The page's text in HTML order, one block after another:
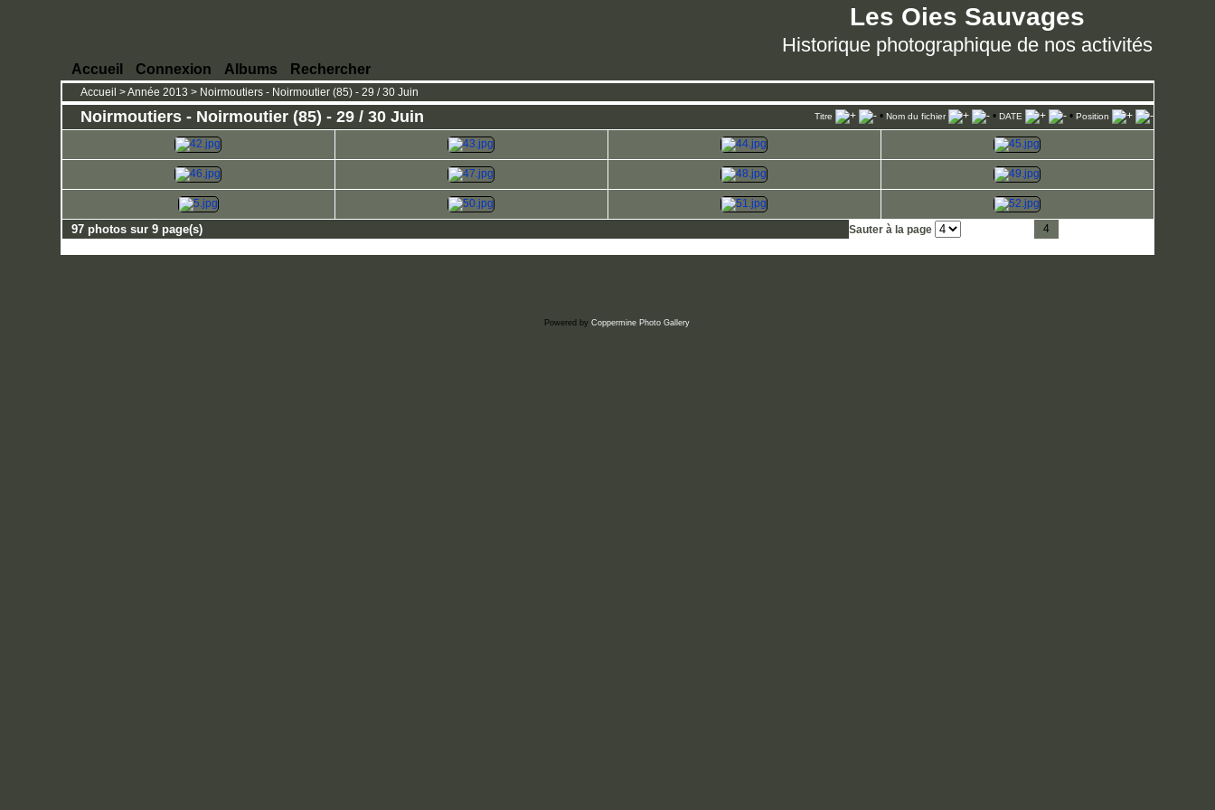
Les Oies Sauvages
Historique photographique de nos activités
Accueil Connexion Albums Rechercher
Accueil >Année 2013 > Noirmoutiers - Noirmoutier (85) - 29 / 30 Juin
Noirmoutiers - Noirmoutier (85) - 29 / 30 Juin Titre • Nom du fichier • DATE • Position
97 photos sur 9 page(s) Sauter à la page 4
Powered by Coppermine Photo Gallery